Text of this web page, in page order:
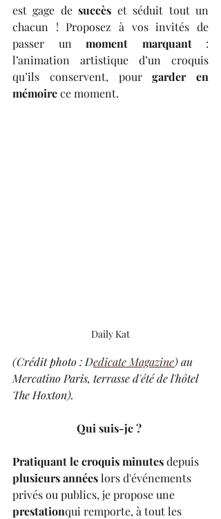
est gage de succès et séduit tout un
chacun ! Proposez à vos invités de
passer un moment marquant :
l’animation artistique d’un croquis
qu’ils conservent, pour garder en
mémoire ce moment.
Daily Kat
(Crédit photo : Dedicate Magazine) au
Mercatino Paris, terrasse d'été de l'hôtel
The Hoxton).
Qui suis-je ?
Pratiquant le croquis minutes depuis
plusieurs années lors d'événements
privés ou publics, je propose une
prestationqui remporte, à tout les